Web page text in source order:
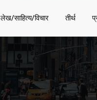
लेख/साहित्य/विचार तीर्थ